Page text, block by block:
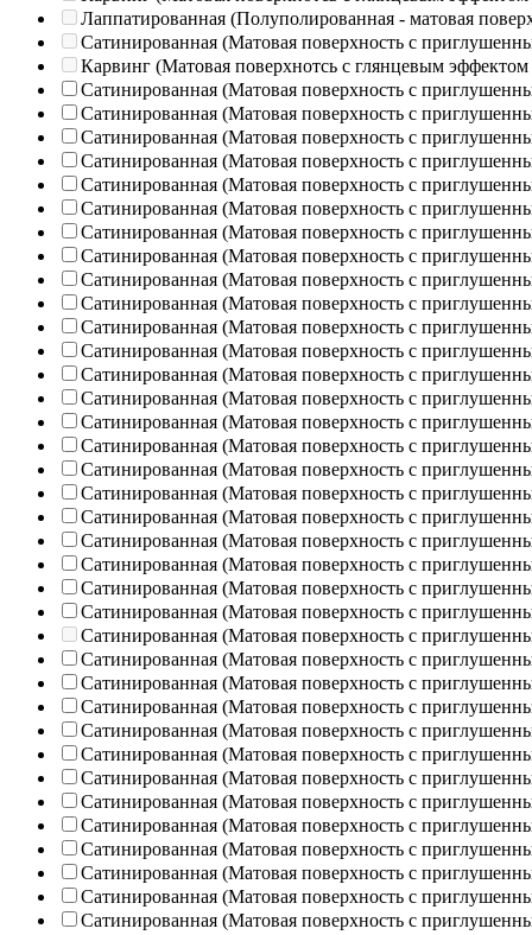
Лаппатированная (Полуполированная - матовая
Сатинированная (Матовая поверхность с
Карвинг (Матовая поверхнотсь с глянцевым эффектом
Сатинированная (Матовая поверхность с
Сатинированная (Матовая поверхность с
Сатинированная (Матовая поверхность с
Сатинированная (Матовая поверхность с
Сатинированная (Матовая поверхность с
Сатинированная (Матовая поверхность с
Сатинированная (Матовая поверхность с
Сатинированная (Матовая поверхность с
Сатинированная (Матовая поверхность с
Сатинированная (Матовая поверхность с
Сатинированная (Матовая поверхность с
Сатинированная (Матовая поверхность с
Сатинированная (Матовая поверхность с
Сатинированная (Матовая поверхность с
Сатинированная (Матовая поверхность с
Сатинированная (Матовая поверхность с
Сатинированная (Матовая поверхность с
Сатинированная (Матовая поверхность с
Сатинированная (Матовая поверхность с
Сатинированная (Матовая поверхность с
Сатинированная (Матовая поверхность с
Сатинированная (Матовая поверхность с
Сатинированная (Матовая поверхность с
Сатинированная (Матовая поверхность с
Сатинированная (Матовая поверхность с
Сатинированная (Матовая поверхность с
Сатинированная (Матовая поверхность с
Сатинированная (Матовая поверхность с
Сатинированная (Матовая поверхность с
Сатинированная (Матовая поверхность с
Сатинированная (Матовая поверхность с
Сатинированная (Матовая поверхность с
Сатинированная (Матовая поверхность с
Сатинированная (Матовая поверхность с
Сатинированная (Матовая поверхность с
Сатинированная (Матовая поверхность с